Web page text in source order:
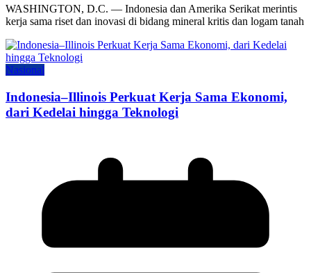
WASHINGTON, D.C. — Indonesia dan Amerika Serikat merintis
kerja sama riset dan inovasi di bidang mineral kritis dan logam tanah
Nasional
Indonesia–Illinois Perkuat Kerja Sama Ekonomi,
dari Kedelai hingga Teknologi